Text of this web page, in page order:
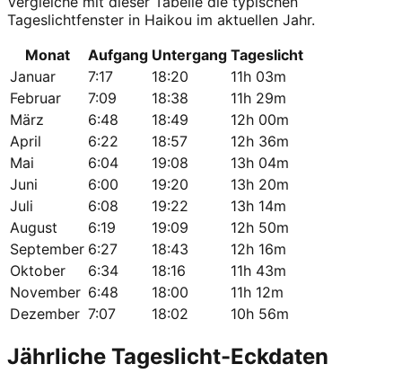
Tageslichtfenster in Haikou im aktuellen Jahr.
Monat
Aufgang Untergang Tageslicht
Januar
7:17 18:20
11h 03m
Februar
7:09 18:38
11h 29m
März
6:48 18:49
12h 00m
April
6:22 18:57
12h 36m
Mai
6:04 19:08
13h 04m
Juni
6:00 19:20
13h 20m
Juli
6:08 19:22
13h 14m
August
6:19 19:09
12h 50m
September 6:27 18:43
12h 16m
Oktober
6:34 18:16
11h 43m
November 6:48 18:00
11h 12m
Dezember 7:07 18:02 10h 56m
Jährliche Tageslicht-Eckdaten